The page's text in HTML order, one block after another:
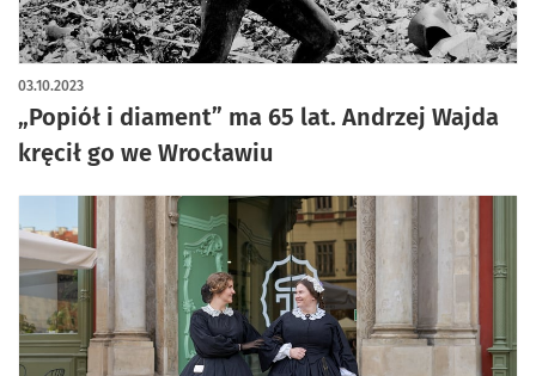
„Popiół i diament” ma 65 lat. Andrzej Wajda
kręcił go we Wrocławiu
03.10.2023